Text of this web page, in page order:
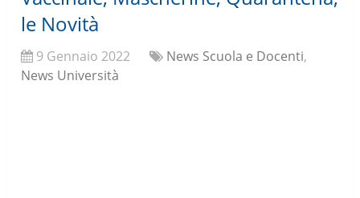
le Novità
9 Gennaio 2022 News Scuola e Docenti,
News Università